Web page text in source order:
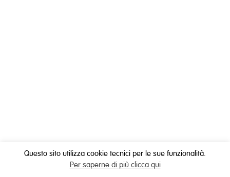
Questo sito utilizza cookie tecnici per le sue funzionalità.
Per saperne di più clicca qui